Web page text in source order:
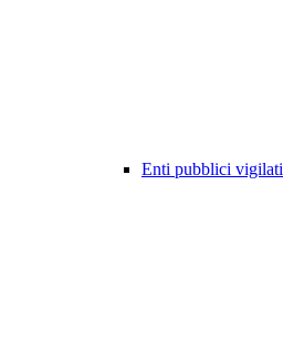
Enti pubblici vigilati